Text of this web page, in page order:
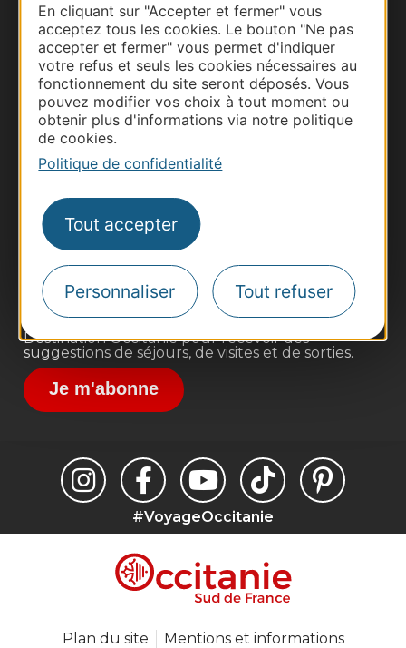
En cliquant sur "Accepter et fermer" vous
acceptez tous les cookies. Le bouton "Ne pas
accepter et fermer" vous permet d'indiquer
votre refus et seuls les cookies nécessaires au
fonctionnement du site seront déposés. Vous
pouvez modifier vos choix à tout moment ou
obtenir plus d'informations via notre politique
de cookies.
Politique de confidentialité
Tout accepter
Personnaliser Tout refuser
Thermalisme
Pros d'Occitanie
Site presse et d'influence
Voyagistes
Destination Sport
Inscrivez-vous à la lettre d'information
Destination Occitanie pour recevoir des
suggestions de séjours, de visites et de sorties.
Je m'abonne
#VoyageOccitanie
Plan du site Mentions et informations